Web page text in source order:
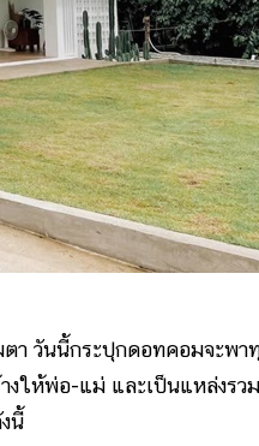
า วันนี้กระปุกดอทคอมจะพา
งให้พ่อ-แม่ และเป็นแหล่งรวม
นี้